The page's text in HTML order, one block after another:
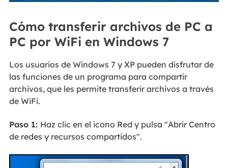
Cómo transferir archivos de PC a
PC por WiFi en Windows 7
Los usuarios de Windows 7 y XP pueden disfrutar de
las funciones de un programa para compartir
archivos, que les permite transferir archivos a través
de WiFi.
Paso 1: Haz clic en el icono Red y pulsa "Abrir Centro
de redes y recursos compartidos".